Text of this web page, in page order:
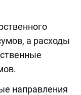
а расходы
направления